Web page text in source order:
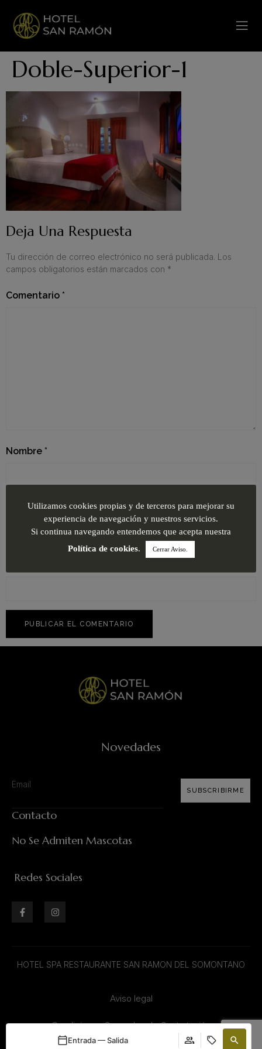
Doble-Superior-1
Deja Una Respuesta
Tu dirección de correo electrónico no será publicada. Los
campos obligatorios están marcados con *
Comentario *
Nombre *
Correo electrónico*
Novedades
SUBSCRIBIRME
Contacto
No Se Admiten Mascotas
Redes Sociales
HOTEL SPA RESTAURANTE SAN RAMON DEL SOMONTANO
Aviso legal
Condiciones Generales de Contratación
Utilizamos cookies propias y de terceros para mejorar su
experiencia de navegación y nuestros servicios.
Si continua navegando entendemos que acepta nuestra
Política de cookies. Cerrar Aviso.
Entrada — Salida